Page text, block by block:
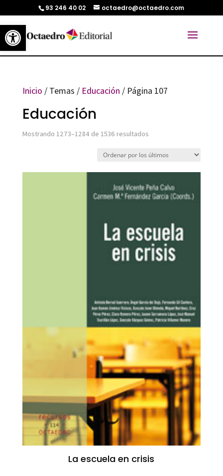
Abrir barra de herramientas
93 246 40 02 octaedro@octaedro.com
Inicio / Temas / Educación / Página 107
Educación
Mostrando 1273–1284 de 1536 resultadosOrdenado
La escuela en crisis